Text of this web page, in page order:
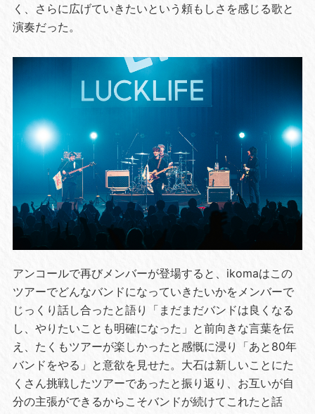
く、さらに広げていきたいという頼もしさを感じる歌と
演奏だった。
アンコールで再びメンバーが登場すると、ikomaはこの
ツアーでどんなバンドになっていきたいかをメンバーで
じっくり話し合ったと語り「まだまだバンドは良くなる
し、やりたいことも明確になった」と前向きな言葉を伝
え、たくもツアーが楽しかったと感慨に浸り「あと80年
バンドをやる」と意欲を見せた。大石は新しいことにた
くさん挑戦したツアーであったと振り返り、お互いが自
分の主張ができるからこそバンドが続けてこれたと話